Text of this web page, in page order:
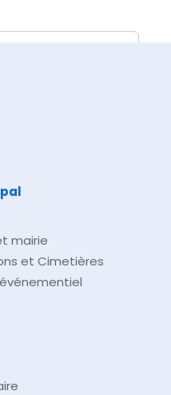
mairie
et Cimetières